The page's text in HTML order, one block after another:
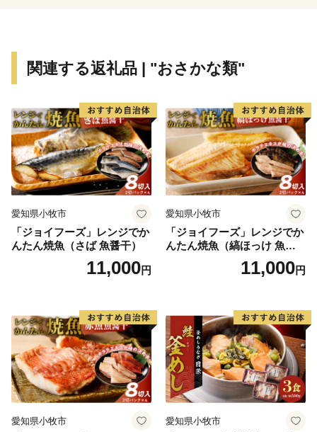
関連する返礼品 | "おさかな類"
愛知県小牧市
「ジョイフーズ」レンジでか
んたん焼魚（さば 魚醤干）
11,000円
愛知県小牧市
「ジョイフーズ」レンジでか
んたん焼魚（縞ほっけ 魚醤
11,000円
愛知県小牧市 愛知県小牧市